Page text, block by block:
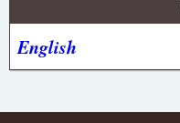
English